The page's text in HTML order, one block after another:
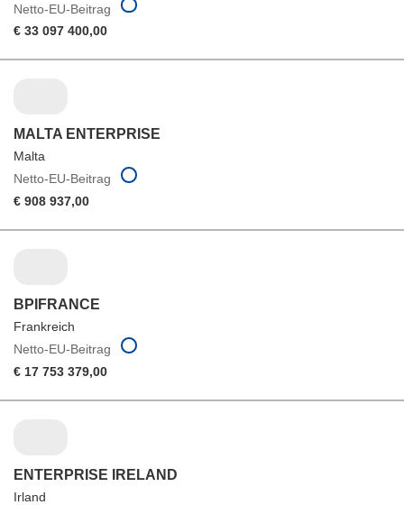
Netto-EU-Beitrag
€ 33 097 400,00
MALTA ENTERPRISE
Malta
Netto-EU-Beitrag
€ 908 937,00
BPIFRANCE
Frankreich
Netto-EU-Beitrag
€ 17 753 379,00
ENTERPRISE IRELAND
Irland